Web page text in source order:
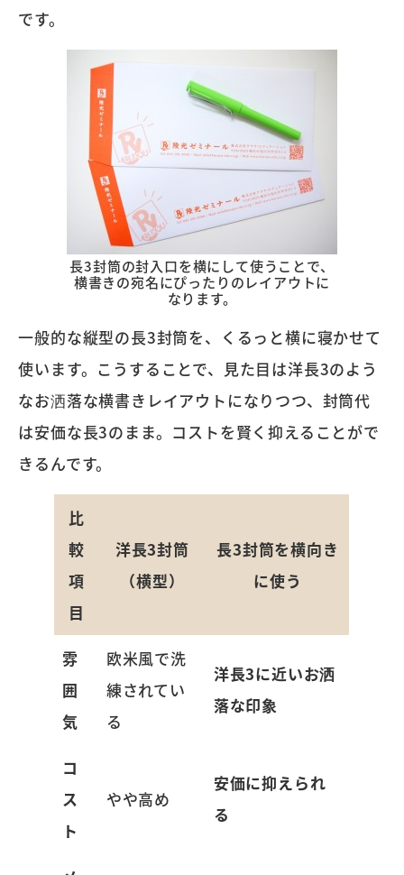
です。
長3封筒の封入口を横にして使うことで、
横書きの宛名にぴったりのレイアウトに
なります。
一般的な縦型の長3封筒を、くるっと横に寝かせて
使います。こうすることで、見た目は洋長3のよう
なお洒落な横書きレイアウトになりつつ、封筒代
は安価な長3のまま。コストを賢く抑えることがで
きるんです。
比
較
項
目
洋長3封筒
（横型）
長3封筒を横向き
に使う
雰
囲
気
欧米風で洗
練されてい
る
洋長3に近いお洒
落な印象
コ
ス
ト
やや高め
安価に抑えられ
る